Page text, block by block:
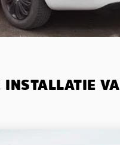
INSTALLATIE